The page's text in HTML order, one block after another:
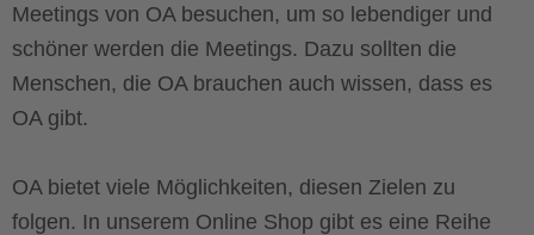
Meetings von OA besuchen, um so lebendiger und
schöner werden die Meetings. Dazu sollten die
Menschen, die OA brauchen auch wissen, dass es
OA gibt.
OA bietet viele Möglichkeiten, diesen Zielen zu
folgen. In unserem Online Shop gibt es eine Reihe